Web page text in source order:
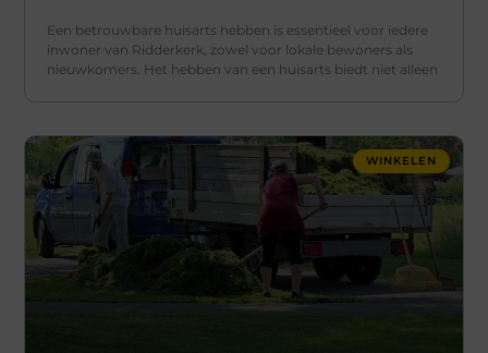
Een betrouwbare huisarts hebben is essentieel voor iedere
inwoner van Ridderkerk, zowel voor lokale bewoners als
nieuwkomers. Het hebben van een huisarts biedt niet alleen
WINKELEN